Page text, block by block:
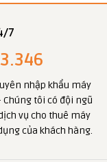
7
nhập khẩu máy
Chúng tôi có đội ngũ
vụ cho thuê máy
của khách hàng.